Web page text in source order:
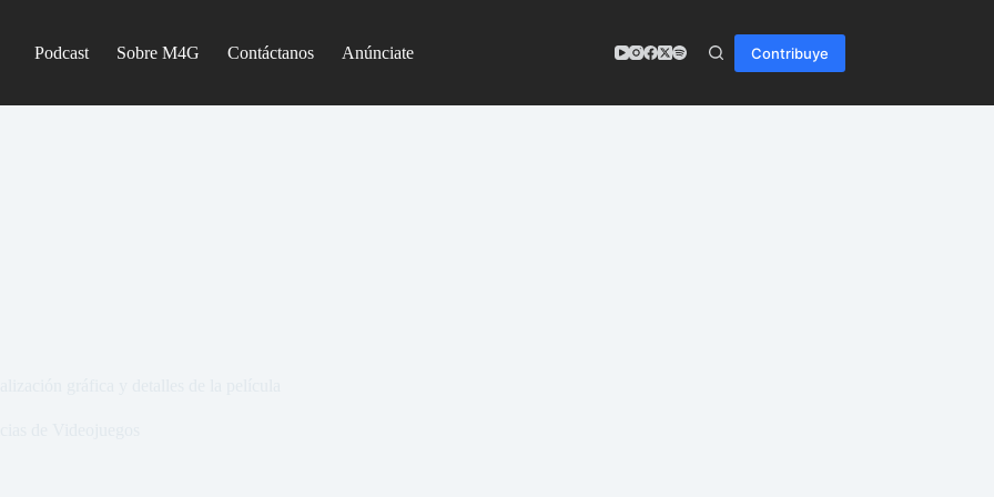
Podcast Sobre M4G Contáctanos Anúnciate Contribuye